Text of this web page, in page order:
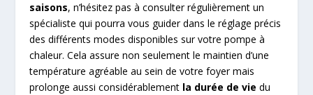
saisons, n’hésitez pas à consulter régulièrement un
spécialiste qui pourra vous guider dans le réglage précis
des différents modes disponibles sur votre pompe à
chaleur. Cela assure non seulement le maintien d’une
température agréable au sein de votre foyer mais
prolonge aussi considérablement la durée de vie du